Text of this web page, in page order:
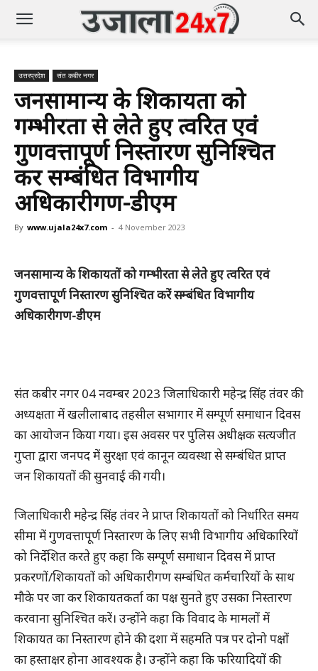
उत्तरप्रदेश संत कबीर नगर
जनसामान्य के शिकायतों को
गम्भीरता से लेते हुए त्वरित एवं
गुणवत्तापूर्ण निस्तारण सुनिश्चित
करें सम्बंधित विभागीय
अधिकारीगण-डीएम
By www.ujala24x7.com - 4 November 2023
जनसामान्य के शिकायतों को गम्भीरता से लेते हुए त्वरित एवं
गुणवत्तापूर्ण निस्तारण सुनिश्चित करें सम्बंधित विभागीय
अधिकारीगण-डीएम
संत कबीर नगर 04 नवम्बर 2023 जिलाधिकारी महेन्द्र सिंह तंवर की
अध्यक्षता में खलीलाबाद तहसील सभागार में सम्पूर्ण समाधान दिवस
का आयोजन किया गया। इस अवसर पर पुलिस अधीक्षक सत्यजीत
गुप्ता द्वारा जनपद में सुरक्षा एवं कानून व्यवस्था से सम्बंधित प्राप्त
जन शिकायतों की सुनवाई की गयी।
जिलाधिकारी महेन्द्र सिंह तंवर ने प्राप्त शिकायतों को निर्धारित समय
सीमा में गुणवत्तापूर्ण निस्तारण के लिए सभी विभागीय अधिकारियों
को निर्देशित करते हुए कहा कि सम्पूर्ण समाधान दिवस में प्राप्त
प्रकरणों/शिकायतों को अधिकारीगण सम्बंधित कर्मचारियों के साथ
मौके पर जा कर शिकायतकर्ता का पक्ष सुनते हुए उसका निस्तारण
करवाना सुनिश्चित करें। उन्होंने कहा कि विवाद के मामलों में
शिकायत का निस्तारण होने की दशा में सहमति पत्र पर दोनो पक्षों
का हस्ताक्षर होना आवश्यक है। उन्होंने कहा कि फरियादियों की